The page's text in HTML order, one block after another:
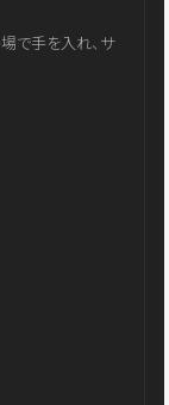
で手を入れ、サ